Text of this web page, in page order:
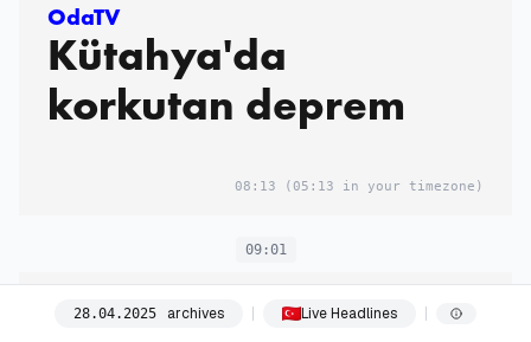
OdaTV
Kütahya'da
korkutan deprem
08:13 (05:13 in your timezone)
09:01
OdaTV
28.04.2025 archives Live Headlines